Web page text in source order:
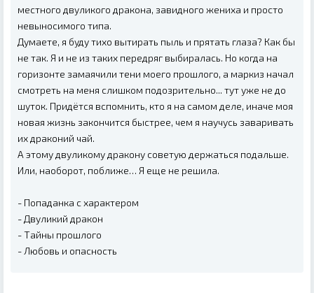
местного двуликого дракона, завидного жениха и просто
невыносимого типа.
Думаете, я буду тихо вытирать пыль и прятать глаза? Как бы
не так. Я и не из таких передряг выбиралась. Но когда на
горизонте замаячили тени моего прошлого, а маркиз начал
смотреть на меня слишком подозрительно... тут уже не до
шуток. Придётся вспомнить, кто я на самом деле, иначе моя
новая жизнь закончится быстрее, чем я научусь заваривать
их драконий чай.
А этому двуликому дракону советую держаться подальше.
Или, наоборот, поближе… Я еще не решила.
- Попаданка с характером
- Двуликий дракон
- Тайны прошлого
- Любовь и опасность